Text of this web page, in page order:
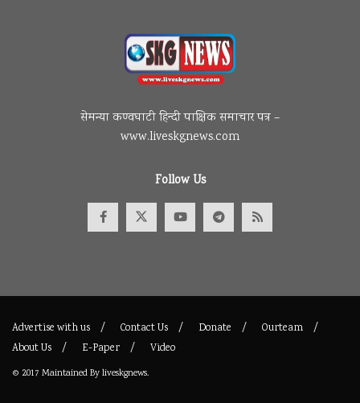
सेमन्या कण्वघाटी हिन्दी पाक्षिक समाचार पत्र –
www.liveskgnews.com
Follow Us
Advertise with us Contact Us Donate
Ourteam
About Us
E-Paper Video
© 2017 Maintained Byliveskgnews.